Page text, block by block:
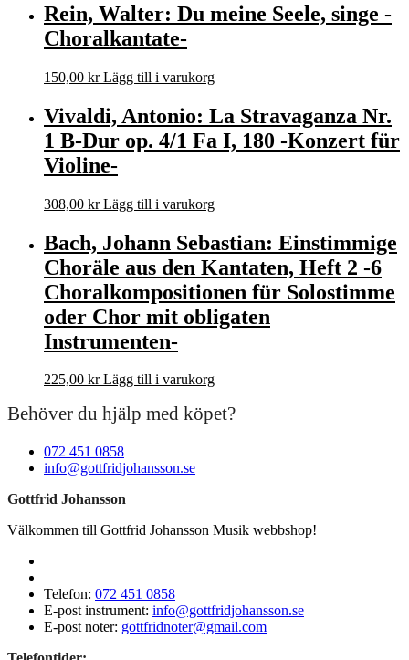
Rein, Walter: Du meine Seele, singe -
Choralkantate-
150,00 kr Lägg till i varukorg
Vivaldi, Antonio: La Stravaganza Nr.
1 B-Dur op. 4/1 Fa I, 180 -Konzert für
Violine-
308,00 kr Lägg till i varukorg
Bach, Johann Sebastian: Einstimmige
Choräle aus den Kantaten, Heft 2 -6
Choralkompositionen für Solostimme
oder Chor mit obligaten
Instrumenten-
225,00 kr Lägg till i varukorg
Behöver du hjälp med köpet?
072 451 0858
info@gottfridjohansson.se
Gottfrid Johansson
Välkommen till Gottfrid Johansson Musik webbshop!
Telefon: 072 451 0858
E-post instrument: info@gottfridjohansson.se
E-post noter: gottfridnoter@gmail.com